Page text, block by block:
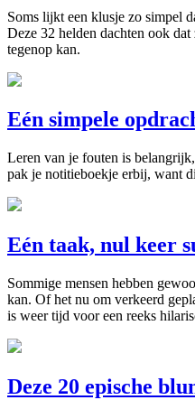
Soms lijkt een klusje zo simpel
Deze 32 helden dachten ook
tegenop kan.
Eén simpele
Leren van je fouten is
pak je notitieboekje erbij, want
Eén taak, nul keer
Sommige mensen hebben
kan. Of het nu om verkeerd
is weer tijd voor een reeks
Deze 20 epische